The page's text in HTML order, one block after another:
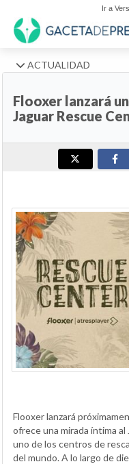
Ir a
ACTUALIDAD
Flooxer lanzará
Jaguar Rescue
Flooxer lanzará
ofrece una mirada íntima
uno de los centros de
del mundo. A lo largo de